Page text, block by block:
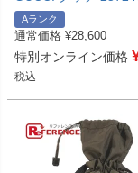
ゴ 斜め掛け ポシェット ショル
ダーバッグ レザー/コ
グキャンバス ユニセックス ピ
ンク 【中古】
Aランク
通常価格 ¥28,600
特別オンライン価格
税込